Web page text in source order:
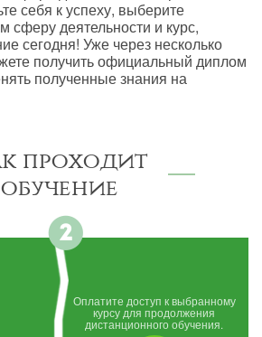
себя к успеху, выберите
сферу деятельности и курс,
сегодня! Уже через несколько
получить официальный диплом
полученные знания на
проходит
обучение
Оплатите доступ к выбранному
курсу для продолжения
дистанционного обучения.